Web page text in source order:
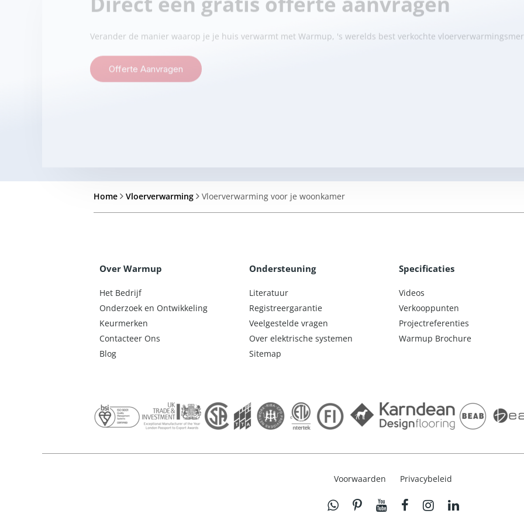
Verander de manier waarop je je huis verwarmt met Warmup, 's werelds best verkochte
Offerte Aanvragen
Home Vloerverwarming Vloerverwarming voor je woonkamer
Over Warmup
Het Bedrijf
Onderzoek en Ontwikkeling
Keurmerken
Contacteer Ons
Blog
Ondersteuning
Literatuur
Registreergarantie
Veelgestelde vragen
Over elektrische systemen
Sitemap
Specificaties
Videos
Verkooppunten
Projectreferenties
Warmup Brochure
Voorwaarden Privacybeleid